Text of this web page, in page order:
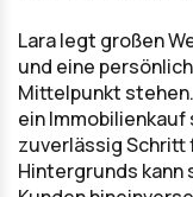
Lara legt großen
und eine
Mittelpunkt
ein
zuverlässig Schritt
Hintergrunds kann